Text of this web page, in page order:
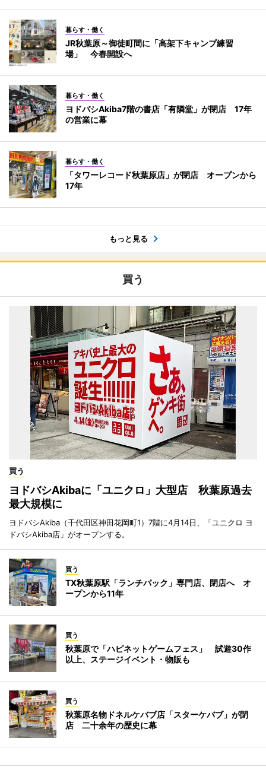
暮らす・働く
JR秋葉原～御徒町間に「高架下キャンプ練習
場」 今春開設へ
暮らす・働く
ヨドバシAkiba7階の書店「有隣堂」が閉店 17年
の営業に幕
暮らす・働く
「タワーレコード秋葉原店」が閉店 オープンから
17年
もっと見る
買う
買う
ヨドバシAkibaに「ユニクロ」大型店 秋葉原過去
最大規模に
ヨドバシAkiba（千代田区神田花岡町1）7階に4月14日、「ユニクロ ヨ
ドバシAkiba店」がオープンする。
買う
TX秋葉原駅「ランチパック」専門店、閉店へ オ
ープンから11年
買う
秋葉原で「ハピネットゲームフェス」 試遊30作
以上、ステージイベント・物販も
買う
秋葉原名物ドネルケバブ店「スターケバブ」が閉
店 二十余年の歴史に幕